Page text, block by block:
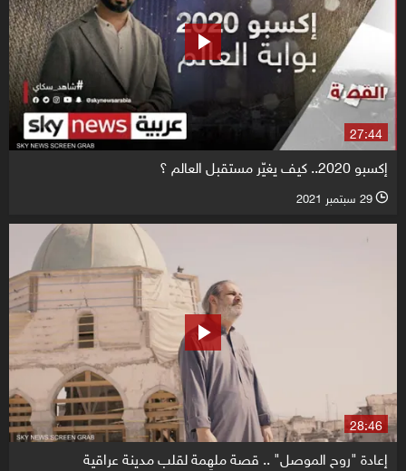
27:44
إكسبو 2020.. كيف يغيّر مستقبل العالم ؟
l 29 سبتمبر 2021
28:46
إعادة "روح الموصل" .. قصة ملهِمة لقلب مدينة عراقية